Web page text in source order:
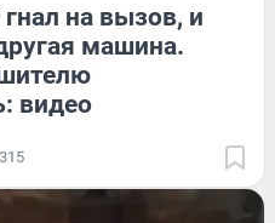
на вызов, и
машина.
видео
315